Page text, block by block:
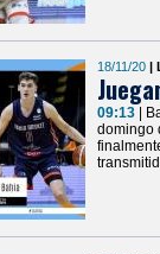
18/11/20 |
09:13
|
domingo